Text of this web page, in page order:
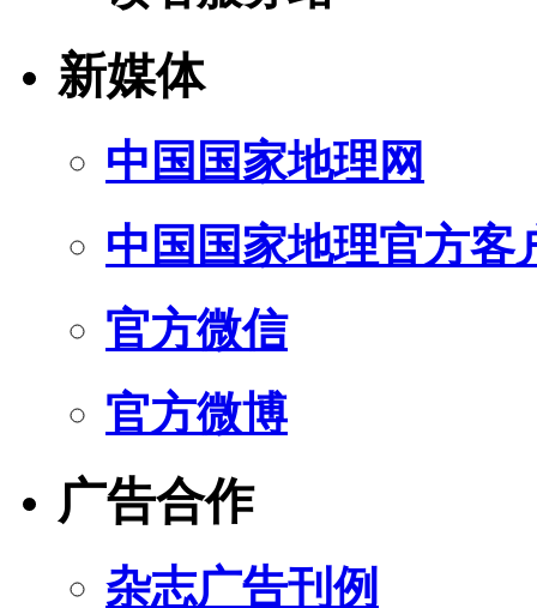
新媒体
中国国家地理网
中国国家地理官方客
官方微信
官方微博
广告合作
杂志广告刊例